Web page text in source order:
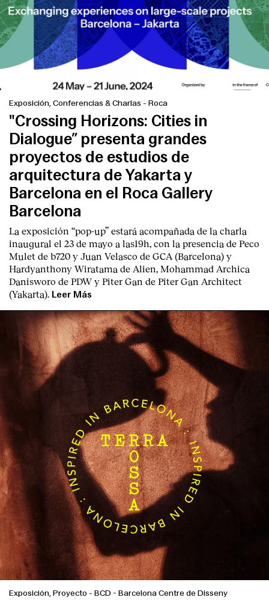
Index
Exposición, Conferencias & Charlas - Roca
"Crossing Horizons: Cities in
Dialogue” presenta grandes
proyectos de estudios de
arquitectura de Yakarta y
Barcelona en el Roca Gallery
Barcelona
La exposición “pop-up” estará acompañada de la charla
inaugural el 23 de mayo a las19h, con la presencia de Peco
Mulet de b720 y Juan Velasco de GCA (Barcelona) y
Hardyanthony Wiratama de Alien, Mohammad Archica
Danisworo de PDW y Piter Gan de Piter Gan Architect
(Yakarta). Leer Más
Exposición, Proyecto - BCD - Barcelona Centre de Disseny